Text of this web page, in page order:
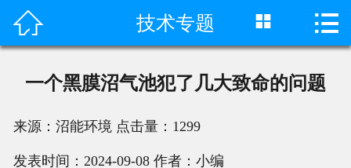
 首页
 技术专题  
一个黑膜沼气池犯了几大致命的问题
来源：沼能环境 点击量： 1299
发表时间：2024-09-08 作者：小编